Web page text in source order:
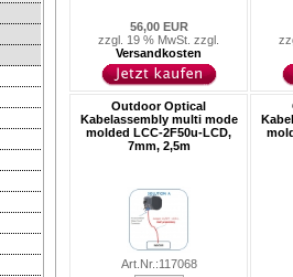
56,00 EUR
zzgl. 19 % MwSt. zzgl.
Versandkosten
Outdoor Optical
Kabelassembly multi mode
molded LCC-2F50u-LCD,
7mm, 2,5m
Art.Nr.:117068